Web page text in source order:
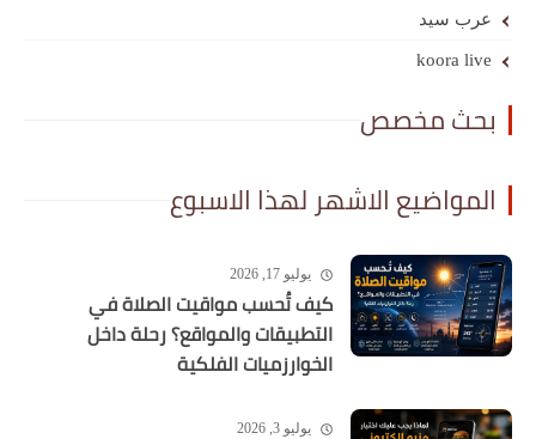
عرب سيد
koora live
بحث مخصص
المواضيع الاشهر لهذا الاسبوع
يوليو 17, 2026
كيف تُحسب مواقيت الصلاة في
التطبيقات والمواقع؟ رحلة داخل
الخوارزميات الفلكية
يوليو 3, 2026